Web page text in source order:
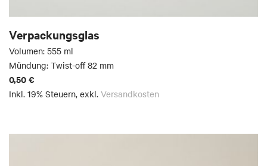
Verpackungsglas
Volumen: 555 ml
Mündung: Twist-off 82 mm
0,50 €
Inkl. 19% Steuern, exkl. Versandkosten